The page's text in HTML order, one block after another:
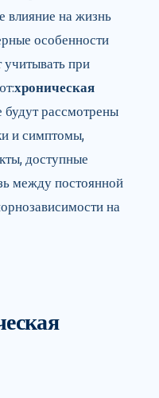
влияние на жизнь
особенности
учитывать при
хроническая
будут рассмотрены
и симптомы,
доступные
между постоянной
на